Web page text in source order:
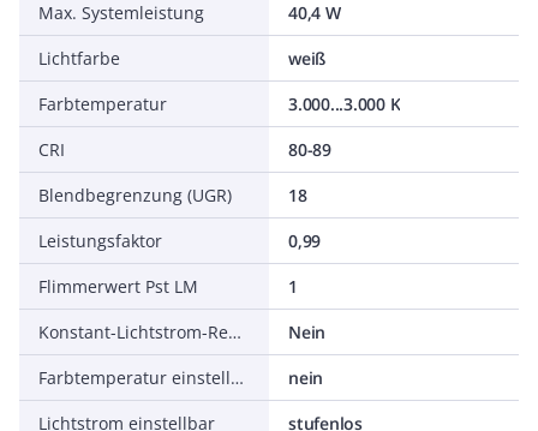
Max. Systemleistung
40,4 W
Lichtfarbe
weiß
Farbtemperatur
3.000...3.000 K
CRI
80-89
Blendbegrenzung (UGR)
18
Leistungsfaktor
0,99
Flimmerwert Pst LM
1
Konstant-Lichtstrom-Regelung
Nein
Farbtemperatur einstellbar
nein
Lichtstrom einstellbar
stufenlos